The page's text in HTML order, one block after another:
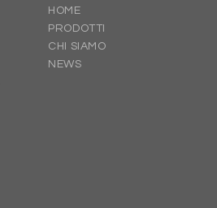
HOME
PRODOTTI
CHI SIAMO
NEWS